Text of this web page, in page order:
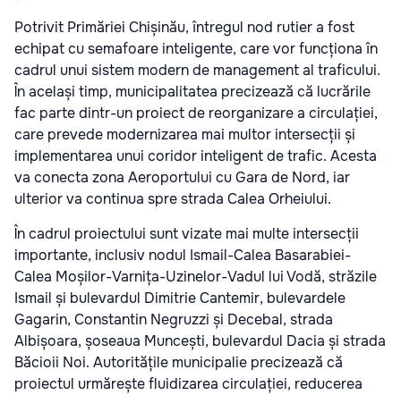
Potrivit Primăriei Chișinău, întregul nod rutier a fost
echipat cu semafoare inteligente, care vor funcționa în
cadrul unui sistem modern de management al traficului.
În același timp, municipalitatea precizează că lucrările
fac parte dintr-un proiect de reorganizare a circulației,
care prevede modernizarea mai multor intersecții și
implementarea unui coridor inteligent de trafic. Acesta
va conecta zona Aeroportului cu Gara de Nord, iar
ulterior va continua spre strada Calea Orheiului.
În cadrul proiectului sunt vizate mai multe intersecții
importante, inclusiv nodul Ismail-Calea Basarabiei-
Calea Moșilor-Varnița-Uzinelor-Vadul lui Vodă, străzile
Ismail și bulevardul Dimitrie Cantemir, bulevardele
Gagarin, Constantin Negruzzi și Decebal, strada
Albișoara, șoseaua Muncești, bulevardul Dacia și strada
Băcioii Noi. Autoritățile municipalie precizează că
proiectul urmărește fluidizarea circulației, reducerea